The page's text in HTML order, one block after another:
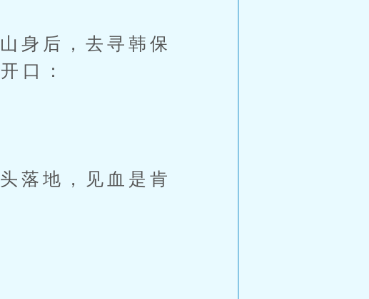
后，去寻韩保
口：
地，见血是肯